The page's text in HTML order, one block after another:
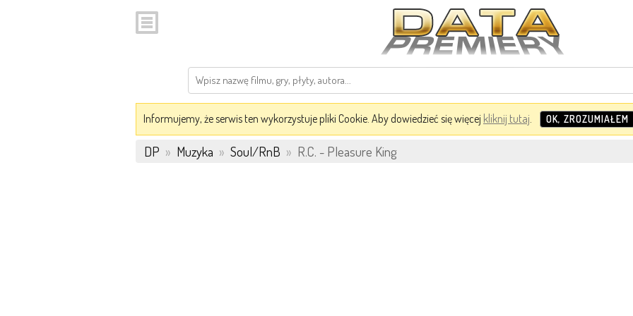
Informujemy, że serwis ten wykorzystuje pliki Cookie. Aby dowiedzieć się więcej kliknij tutaj. OK, ZROZUMIAŁEM
DP » Muzyka » Soul/RnB » R.C. - Pleasure King